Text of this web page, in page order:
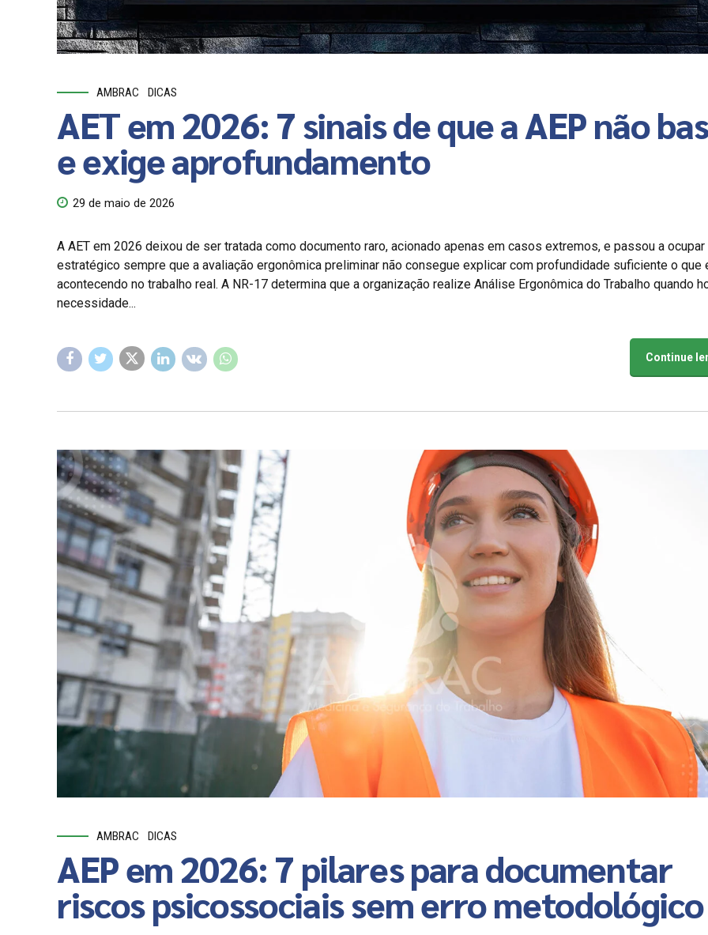
AMBRAC DICAS
AET em 2026: 7 sinais de que a AEP não
e exige aprofundamento
29 de maio de 2026
A AET em 2026 deixou de ser tratada como documento raro, acionado apenas em casos extremos, e passou a
estratégico sempre que a avaliação ergonômica preliminar não consegue explicar com profundidade suficiente o que
acontecendo no trabalho real. A NR-17 determina que a organização realize Análise Ergonômica do Trabalho quando
necessidade...
Continue
AMBRAC DICAS
AEP em 2026: 7 pilares para documentar
riscos psicossociais sem erro metodológico